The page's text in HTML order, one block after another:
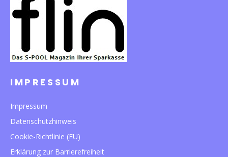
IMPRESSUM
Impressum
Datenschutzhinweis
Cookie-Richtlinie (EU)
Erklärung zur Barrierefreiheit